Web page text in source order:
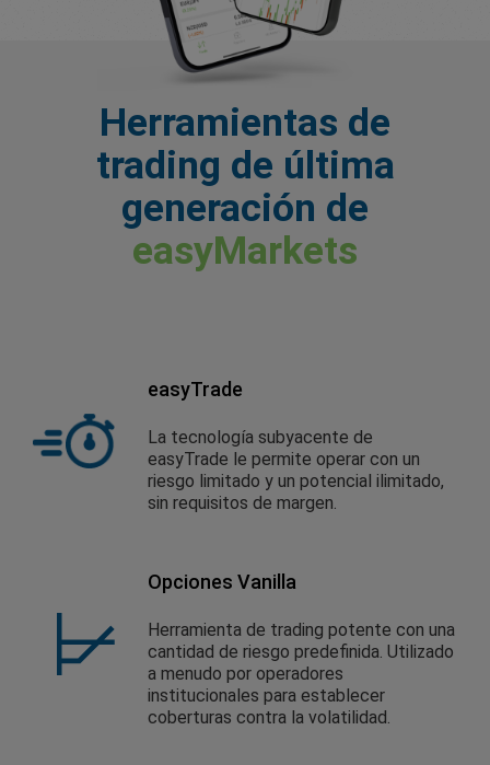
Herramientas de
trading de última
generación de
easyMarkets
easyTrade
La tecnología subyacente de
easyTrade le permite operar con un
riesgo limitado y un potencial ilimitado,
sin requisitos de margen.
Opciones Vanilla
Herramienta de trading potente con una
cantidad de riesgo predefinida. Utilizado
a menudo por operadores
institucionales para establecer
coberturas contra la volatilidad.